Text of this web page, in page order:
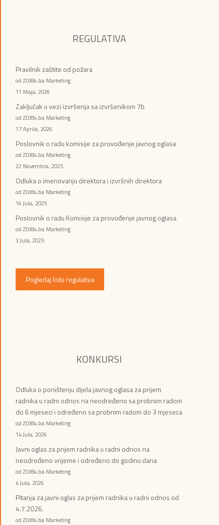
REGULATIVA
Pravilnik zaštite od požara
od ZOI84.ba Marketing
11 Maja, 2026
Zaključak u vezi izvršenja sa izvršenikom 7b
od ZOI84.ba Marketing
17 Aprila, 2026
Poslovnik o radu komisije za provođenje javnog oglasa
od ZOI84.ba Marketing
22 Novembra, 2025
Odluka o imenovanju direktora i izvršnih direktora
od ZOI84.ba Marketing
16 Jula, 2025
Poslovnik o radu Komisije za provođenje javnog oglasa
od ZOI84.ba Marketing
3 Jula, 2025
Pogledaj listu regulativa
KONKURSI
Odluka o poništenju dijela javnog oglasa za prijem
radnika u radni odnos na neodređeno sa probnim radom
do 6 mjeseci i određeno sa probnim radom do 3 mjeseca
od ZOI84.ba Marketing
14 Jula, 2026
Javni oglas za prijem radnika u radni odnos na
neodređeno vrijeme i određeno do godinu dana
od ZOI84.ba Marketing
4 Jula, 2026
Pitanja za javni oglas za prijem radnika u radni odnos od
4.7.2026.
od ZOI84.ba Marketing